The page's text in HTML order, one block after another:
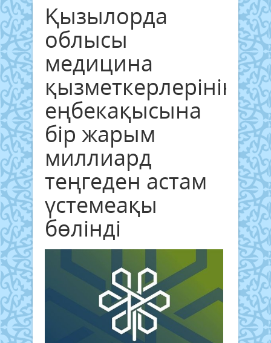
Қызылорда
облысы
медицина
қызметкерлерінің
еңбекақысына
бір жарым
миллиард
теңгеден астам
үстемеақы
бөлінді